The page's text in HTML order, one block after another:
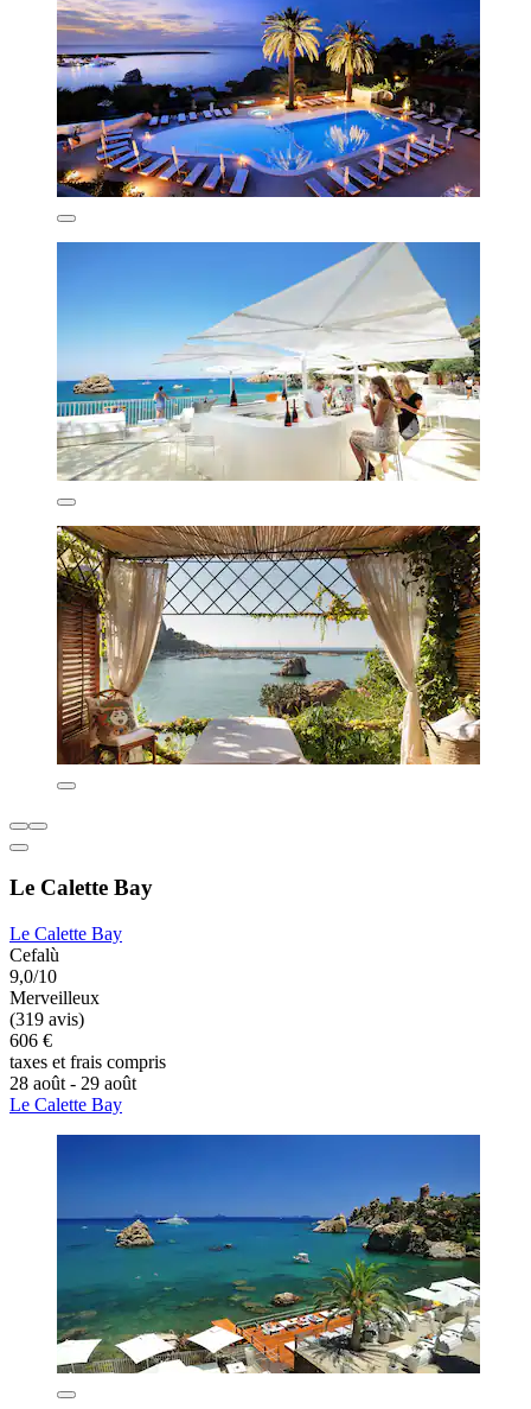
Le Calette Bay
Le Calette Bay
Cefalù
9,0/10
Merveilleux
(319 avis)
606 €
taxes et frais compris
28 août - 29 août
Le Calette Bay